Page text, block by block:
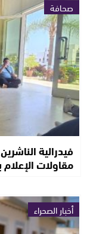
صحافة
فيدرالية
مقاولات الإعلام
أخبار الصحراء